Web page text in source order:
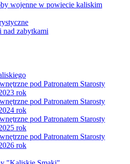
wojenne w powiecie kaliskim
nad zabytkami
pod Patronatem Starosty
rok
pod Patronatem Starosty
rok
pod Patronatem Starosty
rok
pod Patronatem Starosty
rok